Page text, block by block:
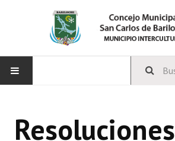
CONCEJO
Resoluciones